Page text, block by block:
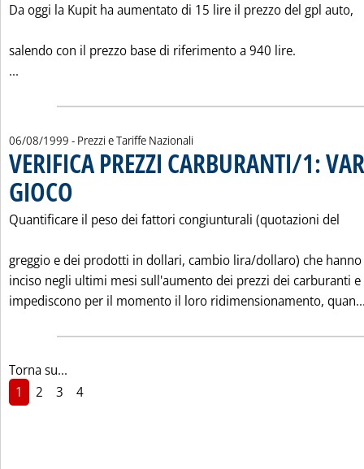
Da oggi la Kupit ha aumentato di 15 lire il prezzo del gpl auto,
salendo con il prezzo base di riferimento a 940 lire.
...
06/08/1999 - Prezzi e Tariffe Nazionali
VERIFICA PREZZI CARBURANTI/1:
GIOCO
Quantificare il peso dei fattori congiunturali (quotazioni del
greggio e dei prodotti in dollari, cambio lira/dollaro) che hanno
inciso negli ultimi mesi sull'aumento dei prezzi dei carburanti e
impediscono per il momento il loro ridimensionamento,
Torna su...
1
2 3 4